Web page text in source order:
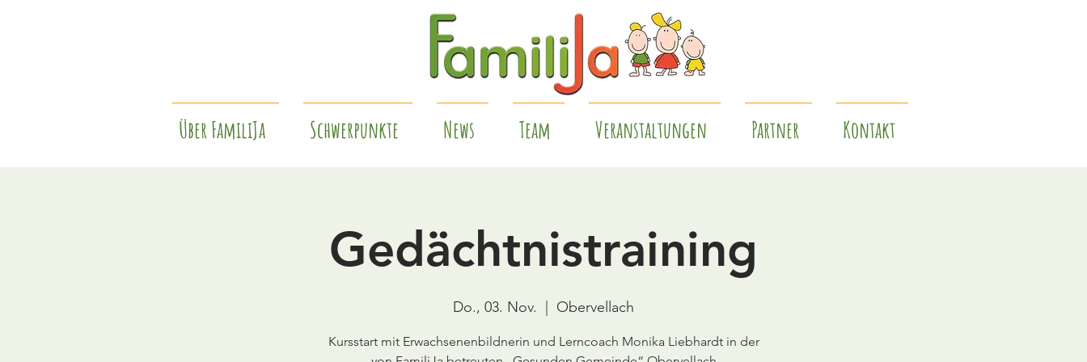
Über FamiliJa Schwerpunkte News Team Veranstaltungen Partner Kontakt
Gedächtnistraining
Do., 03. Nov. Obervellach
Kursstart mit Erwachsenenbildnerin und Lerncoach Monika Liebhardt in der